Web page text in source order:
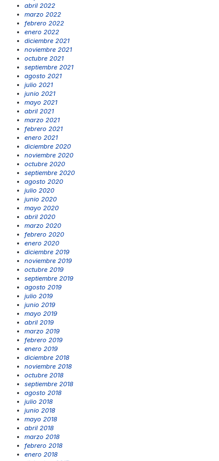
abril 2022
marzo 2022
febrero 2022
enero 2022
diciembre 2021
noviembre 2021
octubre 2021
septiembre 2021
agosto 2021
julio 2021
junio 2021
mayo 2021
abril 2021
marzo 2021
febrero 2021
enero 2021
diciembre 2020
noviembre 2020
octubre 2020
septiembre 2020
agosto 2020
julio 2020
junio 2020
mayo 2020
abril 2020
marzo 2020
febrero 2020
enero 2020
diciembre 2019
noviembre 2019
octubre 2019
septiembre 2019
agosto 2019
julio 2019
junio 2019
mayo 2019
abril 2019
marzo 2019
febrero 2019
enero 2019
diciembre 2018
noviembre 2018
octubre 2018
septiembre 2018
agosto 2018
julio 2018
junio 2018
mayo 2018
abril 2018
marzo 2018
febrero 2018
enero 2018